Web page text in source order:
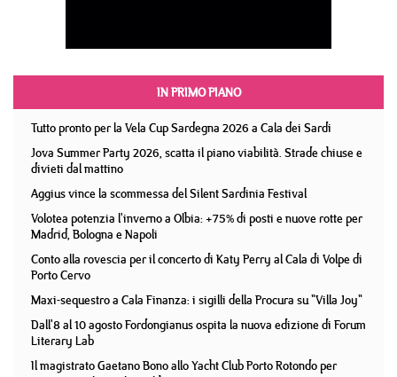
IN PRIMO PIANO
Tutto pronto per la Vela Cup Sardegna 2026 a Cala dei Sardi
Jova Summer Party 2026, scatta il piano viabilità. Strade chiuse e
divieti dal mattino
Aggius vince la scommessa del Silent Sardinia Festival
Volotea potenzia l'inverno a Olbia: +75% di posti e nuove rotte per
Madrid, Bologna e Napoli
Conto alla rovescia per il concerto di Katy Perry al Cala di Volpe di
Porto Cervo
Maxi-sequestro a Cala Finanza: i sigilli della Procura su "Villa Joy"
Dall'8 al 10 agosto Fordongianus ospita la nuova edizione di Forum
Literary Lab
Il magistrato Gaetano Bono allo Yacht Club Porto Rotondo per